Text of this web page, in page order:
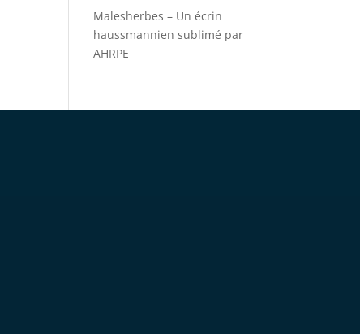
Malesherbes – Un écrin
haussmannien sublimé par
AHRPE